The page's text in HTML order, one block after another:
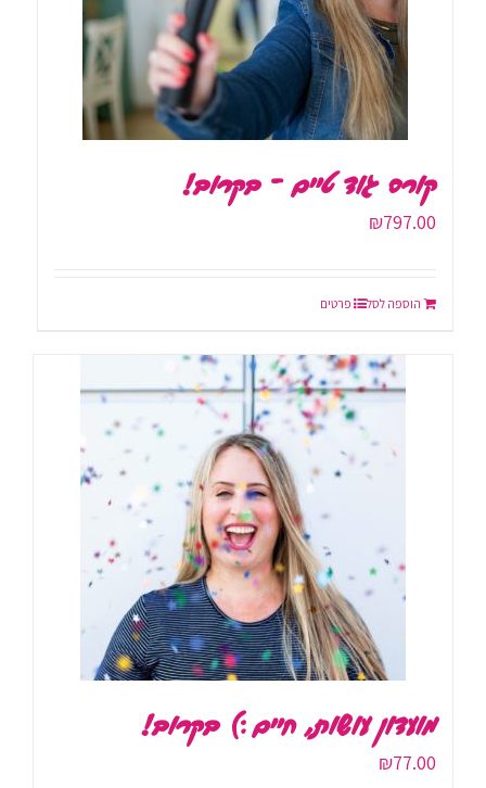
קורס גוד טיים – בקרוב!
₪797.00
הוספה לסל פרטים
מועדון עושות, חיים :) בקרוב!
₪77.00